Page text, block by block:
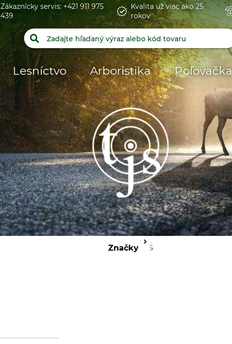
Zákaznícky servis: +421 911 975
439
Kvalita už viac ako 25
rokov
Lesníctvo Arboristika Poľovačka
ZnačkyTJS